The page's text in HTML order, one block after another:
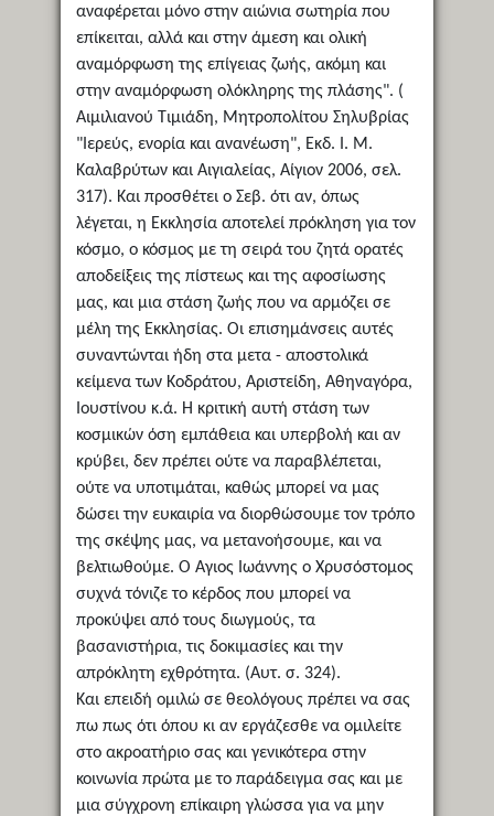
αναφέρεται μόνο στην αιώνια σωτηρία που
επίκειται, αλλά και στην άμεση και ολική
αναμόρφωση της επίγειας ζωής, ακόμη και
στην αναμόρφωση ολόκληρης της πλάσης". (
Αιμιλιανού Τιμιάδη, Μητροπολίτου Σηλυβρίας
"Ιερεύς, ενορία και ανανέωση", Εκδ. Ι. Μ.
Καλαβρύτων και Αιγιαλείας, Αίγιον 2006, σελ.
317). Και προσθέτει ο Σεβ. ότι αν, όπως
λέγεται, η Εκκλησία αποτελεί πρόκληση για τον
κόσμο, ο κόσμος με τη σειρά του ζητά ορατές
αποδείξεις της πίστεως και της αφοσίωσης
μας, και μια στάση ζωής που να αρμόζει σε
μέλη της Εκκλησίας. Οι επισημάνσεις αυτές
συναντώνται ήδη στα μετα - αποστολικά
κείμενα των Κοδράτου, Αριστείδη, Αθηναγόρα,
Ιουστίνου κ.ά. Η κριτική αυτή στάση των
κοσμικών όση εμπάθεια και υπερβολή και αν
κρύβει, δεν πρέπει ούτε να παραβλέπεται,
ούτε να υποτιμάται, καθώς μπορεί να μας
δώσει την ευκαιρία να διορθώσουμε τον τρόπο
της σκέψης μας, να μετανοήσουμε, και να
βελτιωθούμε. Ο Άγιος Ιωάννης ο Χρυσόστομος
συχνά τόνιζε το κέρδος που μπορεί να
προκύψει από τους διωγμούς, τα
βασανιστήρια, τις δοκιμασίες και την
απρόκλητη εχθρότητα. (Αυτ. σ. 324).
Και επειδή ομιλώ σε θεολόγους πρέπει να σας
πω πως ότι όπου κι αν εργάζεσθε να ομιλείτε
στο ακροατήριο σας και γενικότερα στην
κοινωνία πρώτα με το παράδειγμα σας και με
μια σύγχρονη επίκαιρη γλώσσα για να μην